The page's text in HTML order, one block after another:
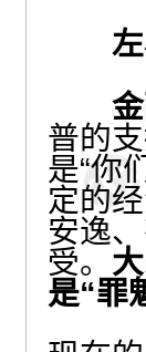
左
金融
普的
是“你
定的
安逸
受。
是“罪